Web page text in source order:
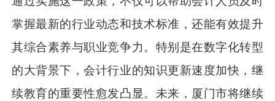
掌握最新的行业动态和技术标准，还能有效提升
其综合素养与职业竞争力。特别是在数字化转型
的大背景下，会计行业的知识更新速度加快，继
续教育的重要性愈发凸显。未来，厦门市将继续